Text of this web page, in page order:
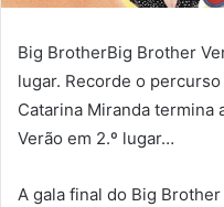
Big BrotherBig Brother
lugar. Recorde o percurso
Catarina Miranda termina
Verão em 2.º lugar…
A gala final do Big